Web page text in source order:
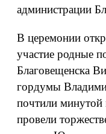
администрации
В церемонии
участие родные
Благовещенска
гордумы
почтили минутой
провели